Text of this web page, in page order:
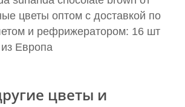
цветы оптом с доставкой по
и рефрижератором: 16 шт
Европа
цветы и